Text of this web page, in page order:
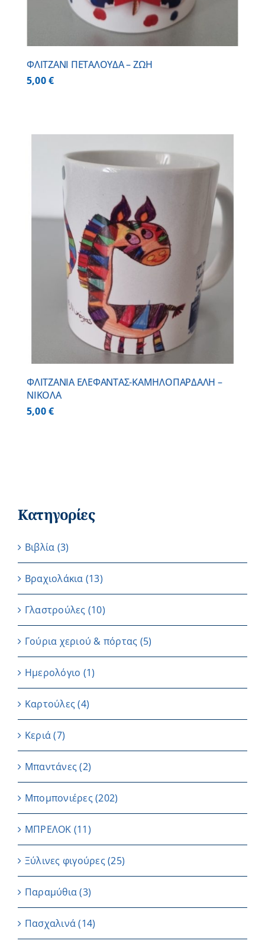
ΦΛΙΤΖΑΝΙ ΠΕΤΑΛΟΥΔΑ – ΖΩΗ
5,00€
ΦΛΙΤΖΑΝΙΑ ΕΛΕΦΑΝΤΑΣ-ΚΑΜΗΛΟΠΑΡΔΑΛΗ –
ΝΙΚΟΛΑ
5,00€
Κατηγορίες
Βιβλία (3)
Βραχιολάκια (13)
Γλαστρούλες (10)
Γούρια χεριού & πόρτας (5)
Ημερολόγιο (1)
Καρτούλες (4)
Κεριά (7)
Μπαντάνες (2)
Μπομπονιέρες(202)
ΜΠΡΕΛΟΚ (11)
Ξύλινες φιγούρες(25)
Παραμύθια (3)
Πασχαλινά (14)